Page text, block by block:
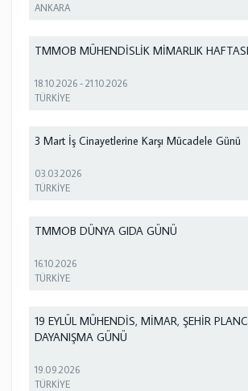
ANKARA
TMMOB MÜHENDİSLİK MİMARLIK
18.10.2026 -21.10.2026
TÜRKİYE
3 Mart İş Cinayetlerine Karşı Mücadele Günü
03.03.2026
TÜRKİYE
TMMOB DÜNYA GIDA GÜNÜ
16.10.2026
TÜRKİYE
19 EYLÜL MÜHENDİS, MİMAR, ŞEHİR
DAYANIŞMA GÜNÜ
19.09.2026
TÜRKİYE